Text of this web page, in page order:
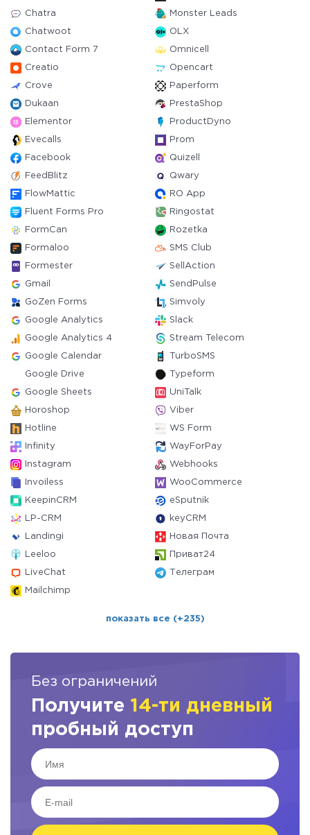
Chatra Monster Leads
Chatwoot OLX
Contact Form 7 Omnicell
Creatio Opencart
Crove Paperform
Dukaan PrestaShop
Elementor ProductDyno
Evecalls Prom
Facebook Quizell
FeedBlitz Qwary
FlowMattic RO App
Fluent Forms Pro Ringostat
FormCan Rozetka
Formaloo SMS Club
Formester SellAction
Gmail SendPulse
GoZen Forms Simvoly
Google Analytics Slack
Google Analytics 4 Stream Telecom
Google Calendar TurboSMS
Google Drive Typeform
Google Sheets UniTalk
Horoshop Viber
Hotline WS Form
Infinity WayForPay
Instagram Webhooks
Invoiless WooCommerce
KeepinCRM eSputnik
LP-CRM keyCRM
Landingi Новая Почта
Leeloo Приват24
LiveChat Телеграм
Mailchimp
показать все (+235)
Без ограничений
Получите 14-ти дневный
пробный доступ